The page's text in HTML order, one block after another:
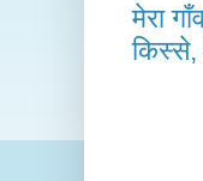
मेरा
किस्से,